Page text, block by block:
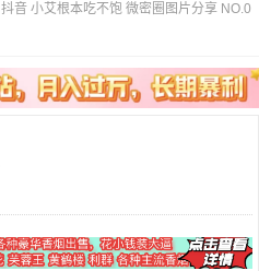
抖音 小艾根本吃不饱 微密圈图片分享 NO.0